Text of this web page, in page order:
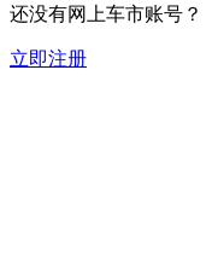
还没有网上车市账号？
立即注册